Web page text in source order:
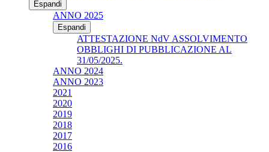
Espandi
ANNO 2025
Espandi
ATTESTAZIONE NdV ASSOLVIMENTO
OBBLIGHI DI PUBBLICAZIONE AL
31/05/2025.
ANNO 2024
ANNO 2023
2021
2020
2019
2018
2017
2016